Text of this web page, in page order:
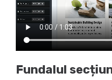
Fundalul